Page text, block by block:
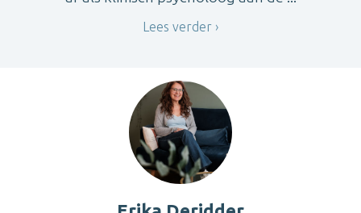
Lees verder